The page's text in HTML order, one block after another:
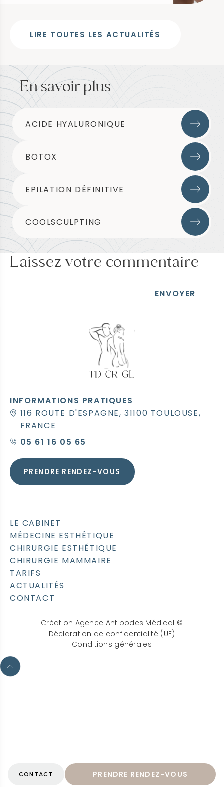
LIRE TOUTES LES ACTUALITÉS
En savoir plus
ACIDE HYALURONIQUE
BOTOX
EPILATION DÉFINITIVE
COOLSCULPTING
Laissez votre commentaire
ENVOYER
CONTACT PRENDRE RENDEZ-VOUS
INFORMATIONS PRATIQUES
116 ROUTE D'ESPAGNE, 31100 TOULOUSE,
FRANCE
05 61 16 05 65
LE CABINET
MÉDECINE ESTHÉTIQUE
CHIRURGIE ESTHÉTIQUE
CHIRURGIE MAMMAIRE
TARIFS
ACTUALITÉS
CONTACT
PRENDRE RENDEZ-VOUS
Création Agence Antipodes Médical ©
Déclaration de confidentialité (UE)
Conditions générales